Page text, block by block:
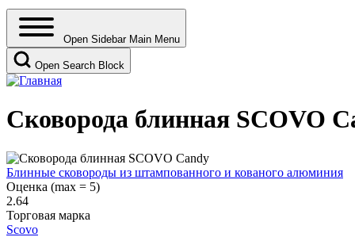
Open Sidebar Main Menu
Open Search Block
Сковорода блинная SCOVO
Блинные сковороды из штампованного и кованого алюминия
Оценка (max = 5)
2.64
Торговая марка
Scovo